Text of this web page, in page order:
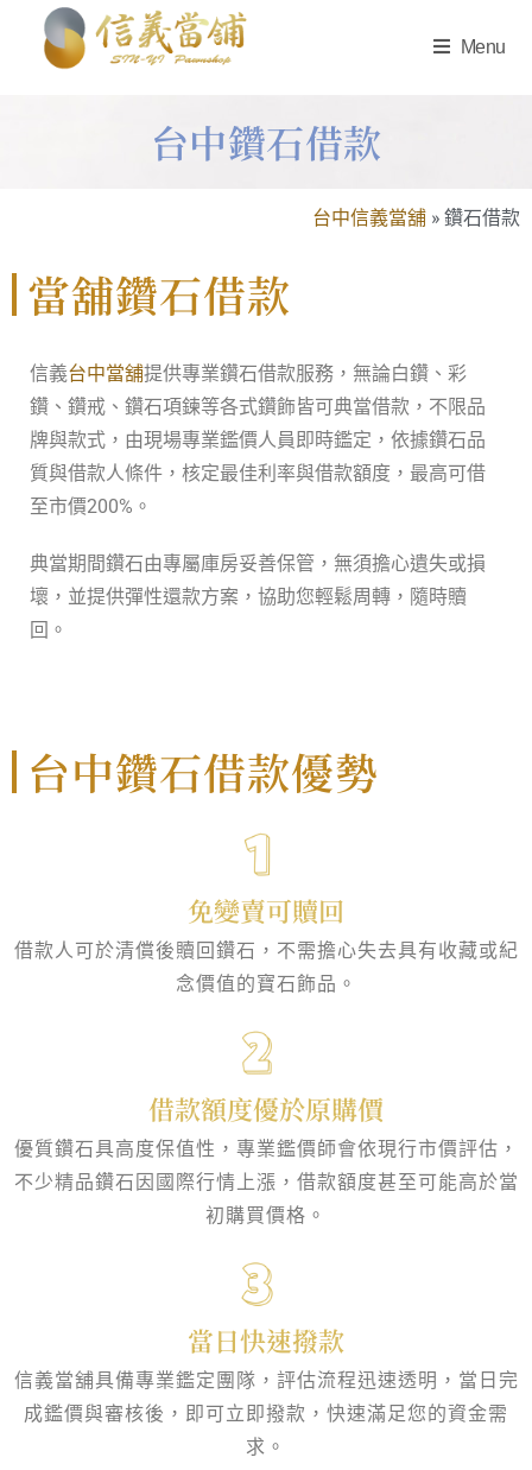
Menu
台中鑽石借款
台中信義當舖 »鑽石借款
當舖鑽石借款
信義台中當舖提供專業鑽石借款服務，無論白鑽、彩
鑽、鑽戒、鑽石項鍊等各式鑽飾皆可典當借款，不限品
牌與款式，由現場專業鑑價人員即時鑑定，依據鑽石品
質與借款人條件，核定最佳利率與借款額度，最高可借
至市價200%。
典當期間鑽石由專屬庫房妥善保管，無須擔心遺失或損
壞，並提供彈性還款方案，協助您輕鬆周轉，隨時贖
回。
台中鑽石借款優勢
免變賣可贖回
借款人可於清償後贖回鑽石，不需擔心失去具有收藏或紀
念價值的寶石飾品。
借款額度優於原購價
優質鑽石具高度保值性，專業鑑價師會依現行市價評估，
不少精品鑽石因國際行情上漲，借款額度甚至可能高於當
初購買價格。
當日快速撥款
信義當舖具備專業鑑定團隊，評估流程迅速透明，當日完
成鑑價與審核後，即可立即撥款，快速滿足您的資金需
求。